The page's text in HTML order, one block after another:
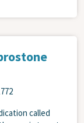
called